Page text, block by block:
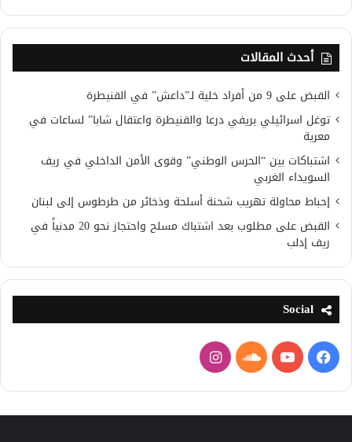
أحدث المقالات
القبض على 9 من أفراد خلية لـ”داعش” في القنيطرة
توغل اسرائيلي بريفي درعا والقنيطرة واعتقال شابا” لساعات في
معرية
اشتباكات بين “الحرس الوطني” وقوى الأمن الداخلي في ريف
السويداء الغربي
إحباط محاولة تهريب شحنة أسلحة وذخائر من طرطوس إلى لبنان
القبض على مطلوب بعد اشتباك مسلح واحتجاز نحو 20 مدنياً في
ريف إدلب
Social
فيسبوكيوتيوبساوند
كلاود
انستقرام